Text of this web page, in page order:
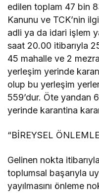
edilen toplam 47 bin
Kanunu ve TCK’nin
adli ya da idari işlem
saat 20.00 itibarıyla
45 mahalle ve 2
yerleşim yerinde
olup bu yerleşim
559’dur. Öte yandan
yerinde karantina
“BİREYSEL
Gelinen nokta
toplumsal başarıyla
yayılmasını önleme